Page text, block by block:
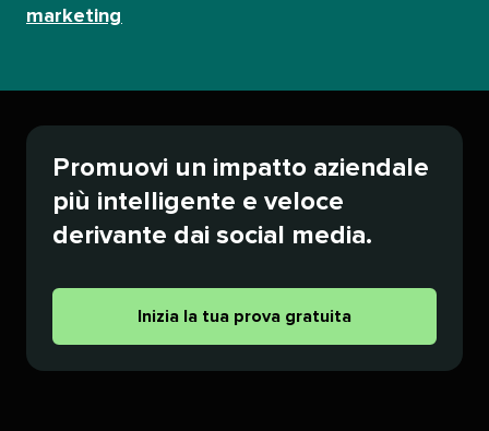
marketing​​
Promuovi un impatto aziendale
più intelligente e veloce
derivante dai social media.​​
Inizia la tua prova gratuita​​